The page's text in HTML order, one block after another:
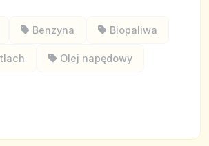
Benzyna Biopaliwa
Olej napędowy